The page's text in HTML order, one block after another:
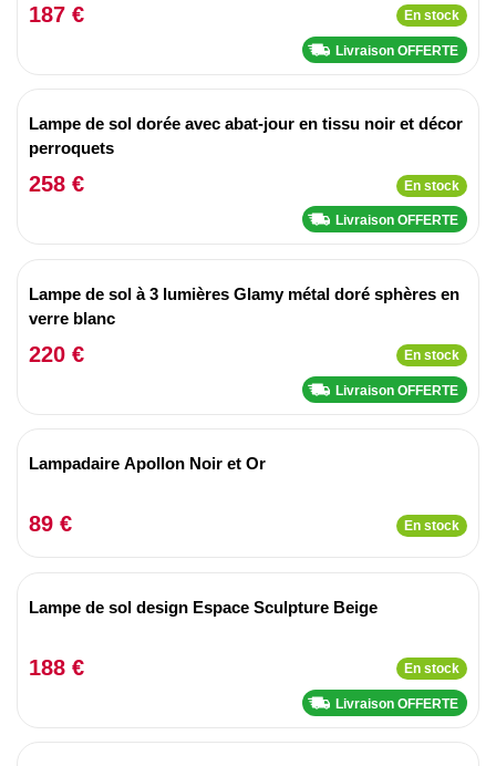
187 € En stock
Livraison OFFERTE
Lampe de sol dorée avec abat-jour en tissu noir et décor
perroquets
258 € En stock
Livraison OFFERTE
Lampe de sol à 3 lumières Glamy métal doré sphères en
verre blanc
220 € En stock
Livraison OFFERTE
Lampadaire Apollon Noir et Or
89 € En stock
Lampe de sol design Espace Sculpture Beige
188 € En stock
Livraison OFFERTE